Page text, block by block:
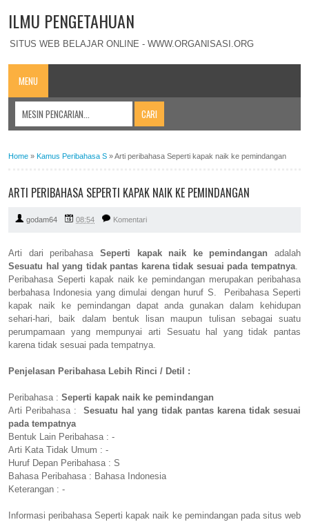
ILMU PENGETAHUAN
SITUS WEB BELAJAR ONLINE - WWW.ORGANISASI.ORG
MENU
Home » Kamus Peribahasa S »Arti peribahasa Seperti kapak naik ke pemindangan
ARTI PERIBAHASA SEPERTI KAPAK NAIK KE PEMINDANGAN
godam64 08:54 Komentari
Arti dari peribahasa Seperti kapak naik ke pemindangan adalah
Sesuatu hal yang tidak pantas karena tidak sesuai pada tempatnya.
Peribahasa Seperti kapak naik ke pemindangan merupakan peribahasa
berbahasa Indonesia yang dimulai dengan huruf S. Peribahasa Seperti
kapak naik ke pemindangan dapat anda gunakan dalam kehidupan
sehari-hari, baik dalam bentuk lisan maupun tulisan sebagai suatu
perumpamaan yang mempunyai arti Sesuatu hal yang tidak pantas
karena tidak sesuai pada tempatnya.
Penjelasan Peribahasa Lebih Rinci / Detil :
Peribahasa : Seperti kapak naik ke pemindangan
Arti Peribahasa : Sesuatu hal yang tidak pantas karena tidak sesuai
pada tempatnya
Bentuk Lain Peribahasa : -
Arti Kata Tidak Umum : -
Huruf Depan Peribahasa : S
Bahasa Peribahasa : Bahasa Indonesia
Keterangan : -
Informasi peribahasa Seperti kapak naik ke pemindangan pada situs web